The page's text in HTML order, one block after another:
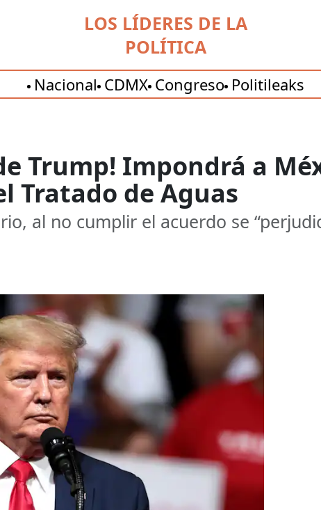
LOS LÍDERES DE LA
POLÍTICA
Nacional CDMX Congreso Politileaks
Trump! Impondrá a
Tratado de Aguas
al no cumplir el acuerdo se